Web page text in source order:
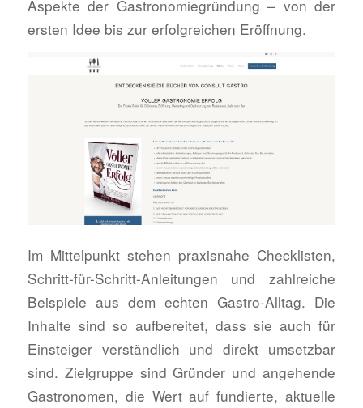
Aspekte der Gastronomiegründung – von der
ersten Idee bis zur erfolgreichen Eröffnung.
Im Mittelpunkt stehen praxisnahe Checklisten,
Schritt-für-Schritt-Anleitungen und zahlreiche
Beispiele aus dem echten Gastro-Alltag. Die
Inhalte sind so aufbereitet, dass sie auch für
Einsteiger verständlich und direkt umsetzbar
sind. Zielgruppe sind Gründer und angehende
Gastronomen, die Wert auf fundierte, aktuelle